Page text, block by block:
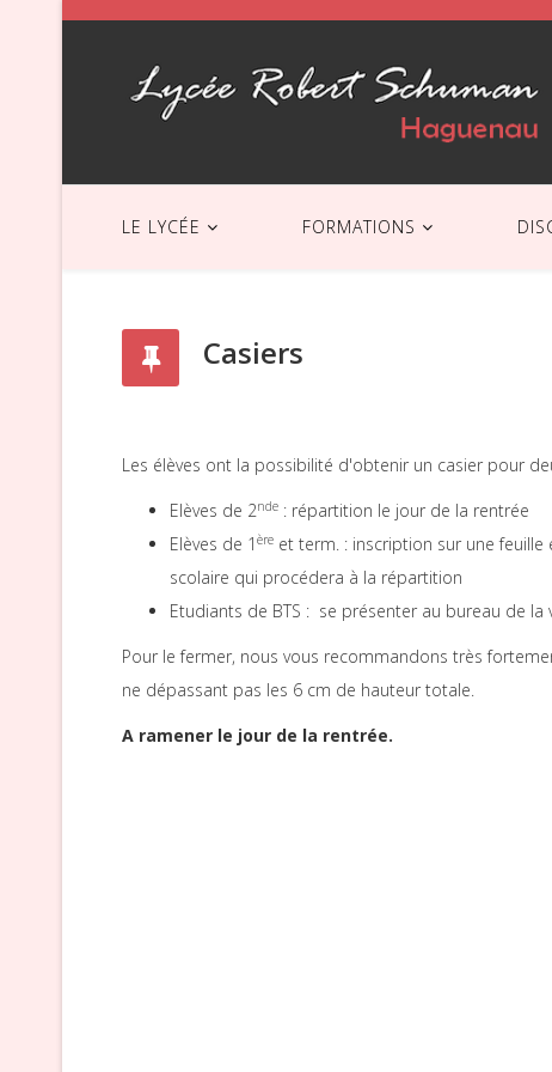
LE LYCÉE FORMATIONS
Casiers
Les élèves ont la possibilité d'obtenir un casier pour
Elèves de 2nde : répartition le jour de la rentrée
Elèves de 1 ère et term. : inscription sur une
scolaire qui procédera à la répartition
Etudiants de BTS : se présenter au bureau de la
Pour le fermer, nous vous recommandons très
ne dépassant pas les 6 cm de hauteur totale.
A ramener le jour de la rentrée.